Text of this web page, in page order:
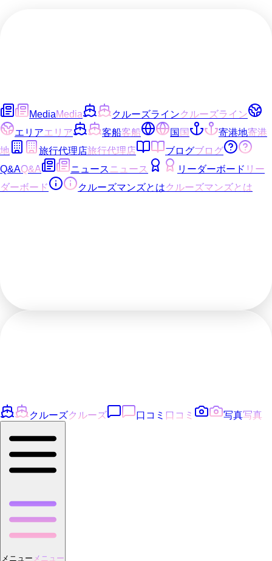
MediaMedia クルーズラインクルーズライン
エリアエリア 客船客船 国国 寄港地寄港
地
旅行代理店旅行代理店 ブログブログ
Q&AQ&A ニュース ニュース リーダーボード リー
ダーボード
クルーズマンズとはクルーズマンズとは
クルーズクルーズ 口コミ 口コミ 写真写真
メニュー メニュー